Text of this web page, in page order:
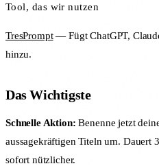
Tool, das wir nutzen
TresPrompt— Fügt ChatGPT,
hinzu.
Das Wichtigste
Schnelle Aktion: Benenne jetzt
aussagekräftigen Titeln um. Dauert
sofort nützlicher.